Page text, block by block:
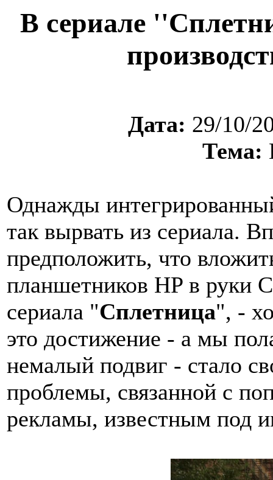
В сериале
Дата: 29/10/
Тема:
Однажды
так вырвать из сериала.
предположить, что
планшетников HP в руки
сериала "Сплетница", -
это достижение - а мы
немалый подвиг - стало
проблемы, связанной с
рекламы, известным под